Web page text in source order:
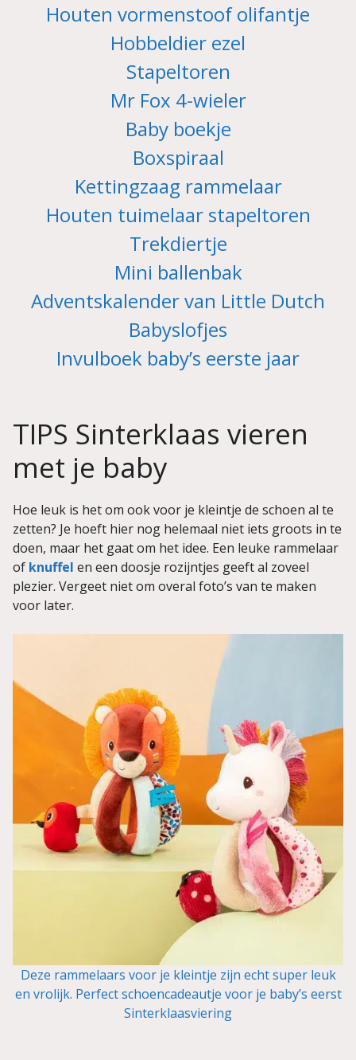
Houten vormenstoof olifantje
Hobbeldier ezel
Stapeltoren
Mr Fox 4-wieler
Baby boekje
Boxspiraal
Kettingzaag rammelaar
Houten tuimelaar stapeltoren
Trekdiertje
Mini ballenbak
Adventskalender van Little Dutch
Babyslofjes
Invulboek baby’s eerste jaar
TIPS Sinterklaas vieren
met je baby
Hoe leuk is het om ook voor je kleintje de schoen al te
zetten? Je hoeft hier nog helemaal niet iets groots in te
doen, maar het gaat om het idee. Een leuke rammelaar
of knuffel en een doosje rozijntjes geeft al zoveel
plezier. Vergeet niet om overal foto’s van te maken
voor later.
Deze rammelaars voor je kleintje zijn echt super leuk
en vrolijk. Perfect schoencadeautje voor je baby’s eerst
Sinterklaasviering